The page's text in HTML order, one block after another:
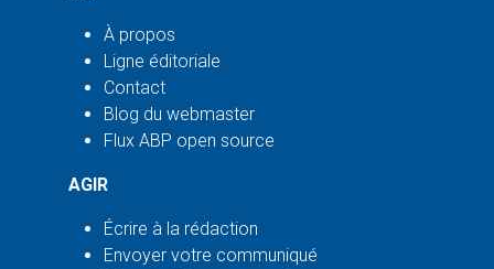
À propos
Ligne éditoriale
Contact
Blog du webmaster
Flux ABP open source
AGIR
Écrire à la rédaction
Envoyer votre communiqué